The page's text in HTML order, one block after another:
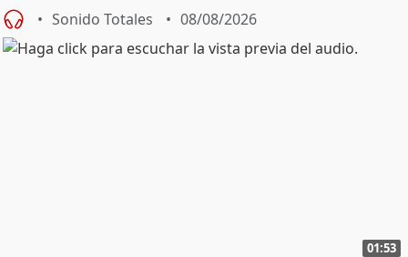
Sonido Totales 08/08/2026
01:53